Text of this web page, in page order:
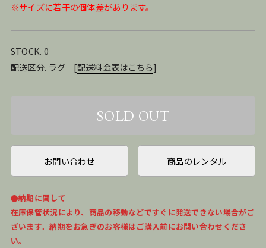
※サイズに若干の個体差があります。
STOCK. 0
配送区分. ラグ [配送料金表はこちら]
お問い合わせ 商品のレンタル
●納期に関して
在庫保管状況により、商品の移動などですぐに発送できない場合がご
ざいます。納期をお急ぎのお客様はご購入前にお問い合わせくださ
い。